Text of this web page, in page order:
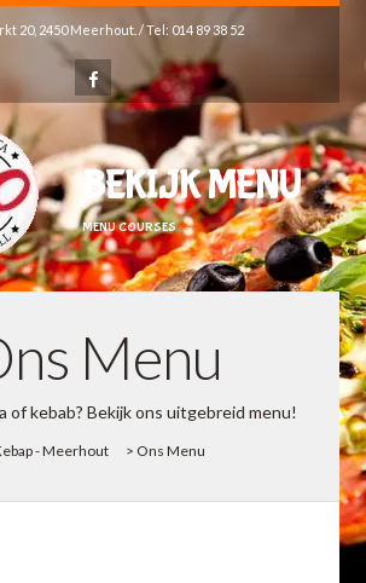
20, 2450 Meerhout. / Tel: 014 89 38 52
BEKIJK MENU
MENU COURSES
Menu
of kebab? Bekijk ons uitgebreid menu!
- Meerhout > Ons Menu